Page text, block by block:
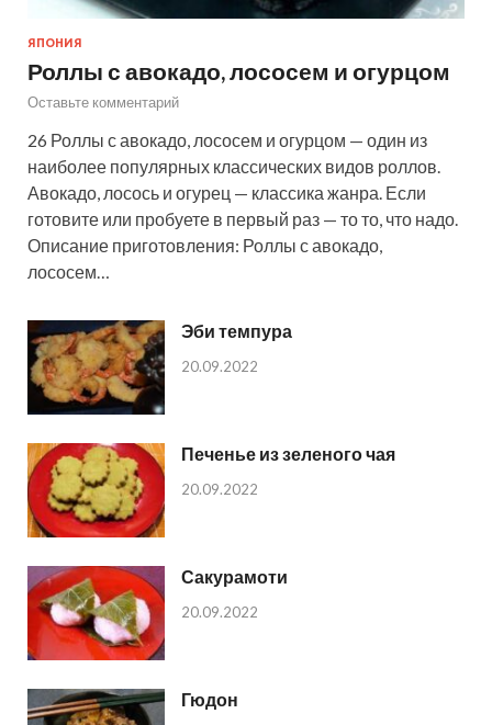
ЯПОНИЯ
Роллы с авокадо, лососем и огурцом
Оставьте комментарий
26 Роллы с авокадо, лососем и огурцом — один из
наиболее популярных классических видов роллов.
Авокадо, лосось и огурец — классика жанра. Если
готовите или пробуете в первый раз — то то, что надо.
Описание приготовления: Роллы с авокадо,
лососем…
Эби темпура
20.09.2022
Печенье из зеленого чая
20.09.2022
Сакурамоти
20.09.2022
Гюдон